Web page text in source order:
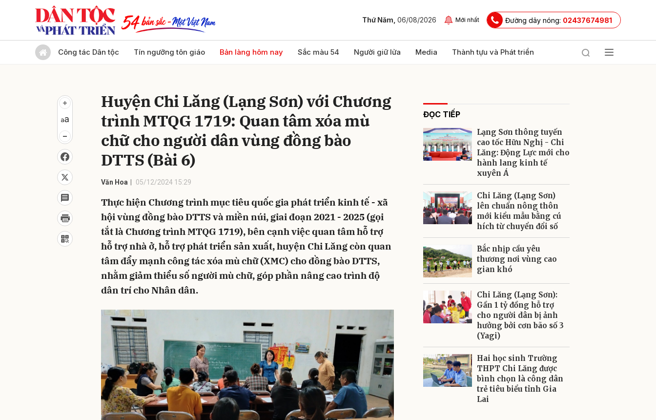
Thứ Năm, 06/08/2026 Mới nhất Đường dây nóng: 02437674981
Công tác Dân tộc Tín ngưỡng tôn giáo Bản làng hôm nay Sắc màu 54 Người giữ lửa Media Thành tựu và Phát triển
Huyện Chi Lăng (Lạng Sơn) với Chương
trình MTQG 1719: Quan tâm xóa mù
chữ cho người dân vùng đồng bào
DTTS (Bài 6)
Văn Hoa 05/12/2024 15:29
Thực hiện Chương trình mục tiêu quốc gia phát triển kinh tế - xã
hội vùng đồng bào DTTS và miền núi, giai đoạn 2021 - 2025 (gọi
tắt là Chương trình MTQG 1719), bên cạnh việc quan tâm hỗ trợ
hỗ trợ nhà ở, hỗ trợ phát triển sản xuất, huyện Chi Lăng còn quan
tâm đẩy mạnh công tác xóa mù chữ (XMC) cho đồng bào DTTS,
nhằm giảm thiểu số người mù chữ, góp phần nâng cao trình độ
dân trí cho Nhân dân.
ĐỌC TIẾP
Lạng Sơn thông tuyến
cao tốc Hữu Nghị - Chi
Lăng: Động Lực mới cho
hành lang kinh tế
xuyên Á
Chi Lăng (Lạng Sơn)
lên chuẩn nông thôn
mới kiểu mẫu bằng cú
hích từ chuyển đổi số
Bắc nhịp cầu yêu
thương nơi vùng cao
gian khó
Chi Lăng (Lạng Sơn):
Gần 1 tỷ đồng hỗ trợ
cho người dân bị ảnh
hưởng bởi cơn bão số 3
(Yagi)
Hai học sinh Trường
THPT Chi Lăng được
bình chọn là công dân
trẻ tiêu biểu tỉnh Gia
Lai
Gửi bình luận
Gửi